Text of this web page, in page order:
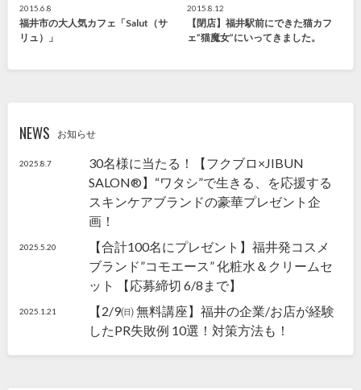
2015.6.8
福井市の大人気カフェ「Salut（サ
リュ）」
2015.8.12
【閉店】福井駅前にできた猫カフ
ェ”猫魔女”にいってきました。
NEWS お知らせ
2025.8.7
30名様に当たる！【フクブロ×JIBUN
SALON®】“ワタシ”で生きる、を応援する
スキンケアブランドの豪華プレゼント企
画！
2025.5.20
【合計100名にプレゼント】福井発コスメ
ブランド”コモエース” 化粧水＆クリームセ
ット 【応募締切 6/8まで】
2025.1.21
【2/9㈰ 無料講座】福井の企業/お店が経験
したPR失敗例 10選！対策方法も！